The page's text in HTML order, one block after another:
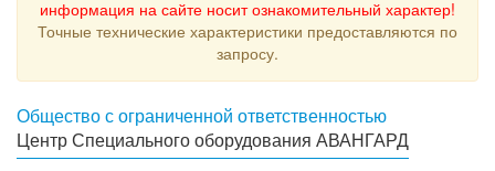
информация на сайте носит ознакомительный характер!
Точные технические характеристики предоставляются по
запросу.
Общество с ограниченной ответственностью
Центр Специального оборудования АВАНГАРД